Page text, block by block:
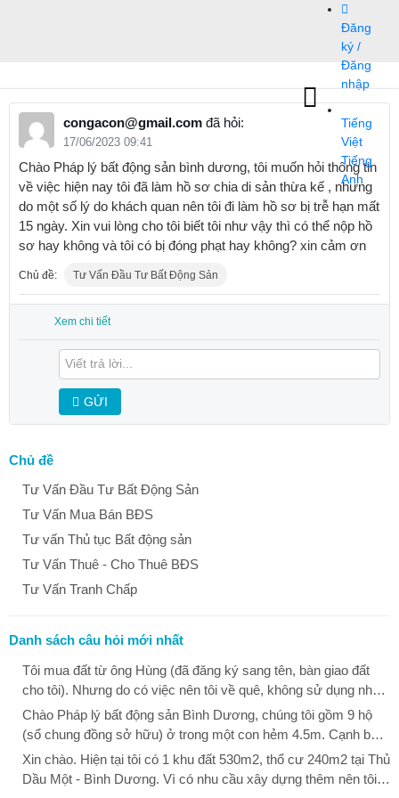
Đăng
ký /
Đăng
nhập
Tiếng
Việt
Tiếng
Anh
Chủ đề
Tư Vấn Đầu Tư Bất Động Sản
Tư Vấn Mua Bán BĐS
Tư vấn Thủ tục Bất động sản
Tư Vấn Thuê - Cho Thuê BĐS
Tư Vấn Tranh Chấp
Danh sách câu hỏi mới nhất
Tôi mua đất từ ông Hùng (đã đăng ký sang tên, bàn giao đất
cho tôi). Nhưng do có việc nên tôi về quê, không sử dụng nhà.
Khi tôi vào thì thấy ông Dũng đã phá ổ khóa vào nhà tôi ở. Tôi
hỏi ông Dũng thì ông Dũng nói là đất này của mẹ ông Dũng, khi
thuận nhà này để làm từ đường và giao cho ông Dũng đại diện
quản lý. Sau đó, ông Dũng đưa bà Linh vào sinh sống trong
Chào Pháp lý bất động sản Bình Dương, chúng tôi gồm 9 hộ
(sổ chung đồng sở hữu) ở trong một con hẻm 4.5m. Cạnh bên
là đất bỏ hoang (đất công của Quận 12). Tháng 12 vừa rồi
phường Thạnh Xuân, quận 12 cho làm hàng rào để bảo vệ đất
Xin chào. Hiện tại tôi có 1 khu đất 530m2, thổ cư 240m2 tại Thủ
Dầu Một - Bình Dương. Vì có nhu cầu xây dựng thêm nên tôi
congacon@gmail.com đã hỏi:
17/06/2023 09:41
Chào Pháp lý bất động sản bình dương, tôi muốn hỏi thông tin
về việc hiện nay tôi đã làm hồ sơ chia di sản thừa kế , nhưng
do một số lý do khách quan nên tôi đi làm hồ sơ bị trễ hạn mất
15 ngày. Xin vui lòng cho tôi biết tôi như vậy thì có thể nộp hồ
sơ hay không và tôi có bị đóng phạt hay không? xin cảm ơn
Chủ đề: Tư Vấn Đầu Tư Bất Động Sản
Xem chi tiết
GỬI